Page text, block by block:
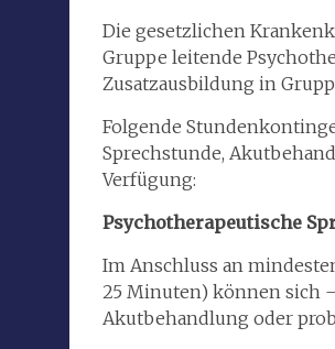
Die gesetzlichen
Gruppe leitende
Zusatzausbildung in
Folgende
Sprechstunde,
Verfügung:
Psychotherapeutische
Im Anschluss an
25 Minuten) können sich
Akutbehandlung oder